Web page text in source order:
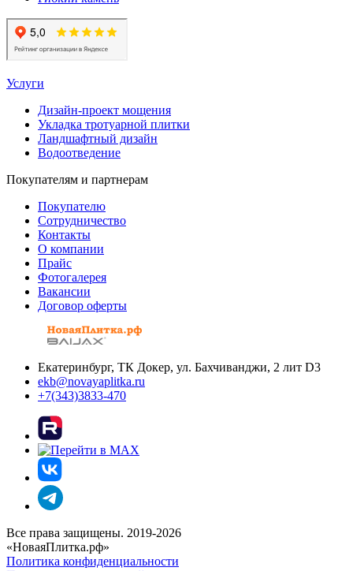
Услуги
Дизайн-проект мощения
Укладка тротуарной плитки
Ландшафтный дизайн
Водоотведение
Покупателям и партнерам
Покупателю
Сотрудничество
Контакты
О компании
Прайс
Фотогалерея
Вакансии
Договор оферты
Екатеринбург, ТК Докер, ул. Бахчиванджи, 2 лит D3
ekb@novayaplitka.ru
+7(343)3833-470
Все права защищены. 2019-2026
«НоваяПлитка.рф»
Политика конфиденциальности